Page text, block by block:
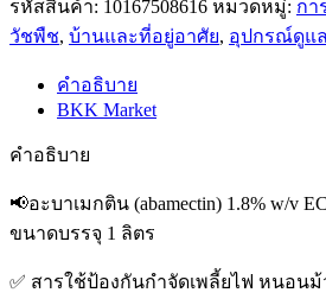
รหัสสินค้า: 10167508616 หมวดหมู่: กา
วัชพืช, บ้านและที่อยู่อาศัย, อุปกรณ์ดูแ
คำอธิบาย
BKK Market
คำอธิบาย
📢อะบาเมกติน (abamectin) 1.8% w/v
ขนาดบรรจุ 1 ลิตร
✅ สารใช้ป้องกันกำจัดเพลี้ยไฟ หนอน